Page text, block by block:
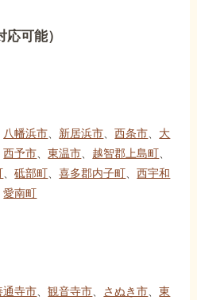
可能）
八幡浜市 新居浜市 、西条市
大
西予市 、東温市 越智郡上島町
、砥部町 、喜多郡内子町 、西宇和
愛南町
通寺市 、観音寺市 さぬき市 、東